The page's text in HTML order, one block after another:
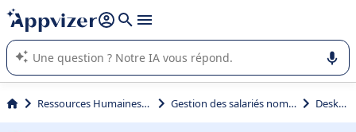
répondre (plusieurs lignes avec
L'IA de Appvizer vous guide dans l'utilisation ou la sélection de
logiciel SaaS en entreprise.
Ressources Humaines (RH) Gestion des salariés nomades Deskare